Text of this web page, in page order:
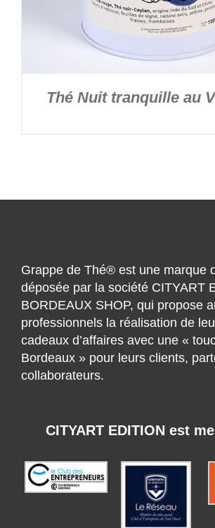
Thé Nuit tranquille au
Grappe de Thé® est une marque
déposée par la société CITYART
BORDEAUX SHOP, qui propose
professionnels la réalisation de
cadeaux d’affaires avec une «
Bordeaux » pour leurs clients,
collaborateurs.
CITYART EDITION est